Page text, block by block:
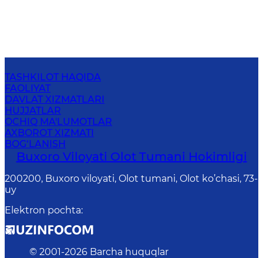
TASHKILOT HAQIDA
FAOLIYAT
DAVLAT XIZMATLARI
HUJJATLAR
OCHIQ MA'LUMOTLAR
AXBOROT XIZMATI
BOG‘LANISH
Buxoro Viloyati Olot Tumani Hokimligi
200200, Buxoro viloyati, Olot tumani, Olot ko’chasi, 73-
uy
Elektron pochta:
© 2001-2026 Barcha huquqlar